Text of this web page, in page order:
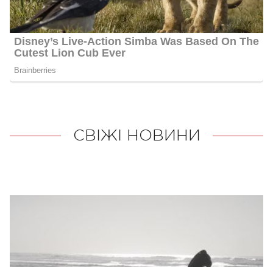
СВІЖІ НОВИНИ